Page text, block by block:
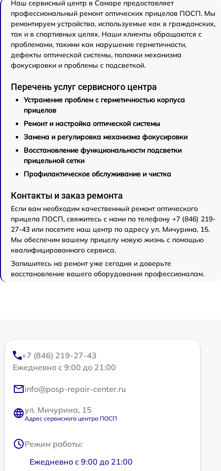
Наш сервисный центр в Самаре предоставляет
профессиональный ремонт оптических прицелов ПОСП. Мы
ремонтируем устройства, используемые как в гражданских,
так и в спортивных целях. Наши клиенты обращаются с
проблемами, такими как нарушение герметичности,
дефекты оптической системы, поломки механизма
фокусировки и проблемы с подсветкой.
Перечень услуг сервисного центра
Устранение проблем с герметичностью корпуса
прицелов
Ремонт и настройка оптической системы
Замена и регулировка механизма фокусировки
Восстановление функциональности подсветки
прицельной сетки
Профилактическое обслуживание и чистка
Контакты и заказ ремонта
Если вам необходим качественный ремонт оптического
прицела ПОСП, свяжитесь с нами по телефону +7 (846) 219-
27-43 или посетите наш центр по адресу ул. Мичурина, 15.
Мы обеспечим вашему прицелу новую жизнь с помощью
квалифицированного сервиса.
Запишитесь на ремонт уже сегодня и доверьте
восстановление вашего оборудования профессионалам.
+7 (846) 219-27-43
Ежедневно с 9:00 до 21:00
info@posp-repair-center.ru
ул. Мичурина, 15
Адрес сервисного центра ПОСП
Режим работы:
Ежедневно с 9:00 до 21:00